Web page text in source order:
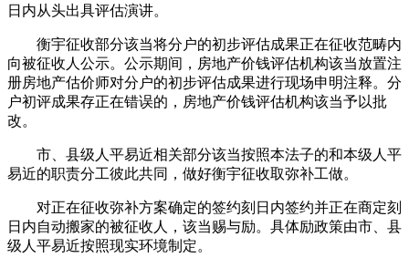
日内从头出具评估演讲。
衡宇征收部分该当将分户的初步评估成果正在征收范畴内
向被征收人公示。公示期间，房地产价钱评估机构该当放置注
册房地产估价师对分户的初步评估成果进行现场申明注释。分
户初评成果存正在错误的，房地产价钱评估机构该当予以批
改。
市、县级人平易近相关部分该当按照本法子的和本级人平
易近的职责分工彼此共同，做好衡宇征收取弥补工做。
对正在征收弥补方案确定的签约刻日内签约并正在商定刻
日内自动搬家的被征收人，该当赐与励。具体励政策由市、县
级人平易近按照现实环境制定。